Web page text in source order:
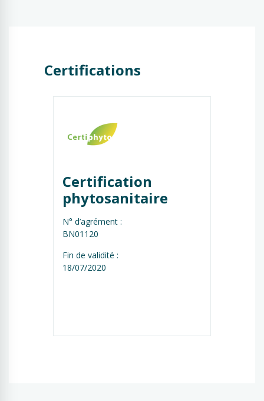
Certifications
Certification
phytosanitaire
N° d’agrément :
BN01120
Fin de validité :
18/07/2020